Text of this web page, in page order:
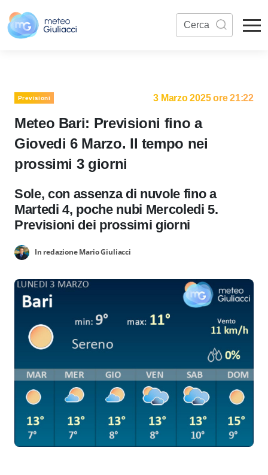
Previsioni 3 Marzo 2025 ore 21:22
Meteo Bari: Previsioni fino a
Giovedi 6 Marzo. Il tempo nei
prossimi 3 giorni
Sole, con assenza di nuvole fino a
Martedi 4, poche nubi Mercoledi 5.
Previsioni dei prossimi giorni
In redazione Mario Giuliacci